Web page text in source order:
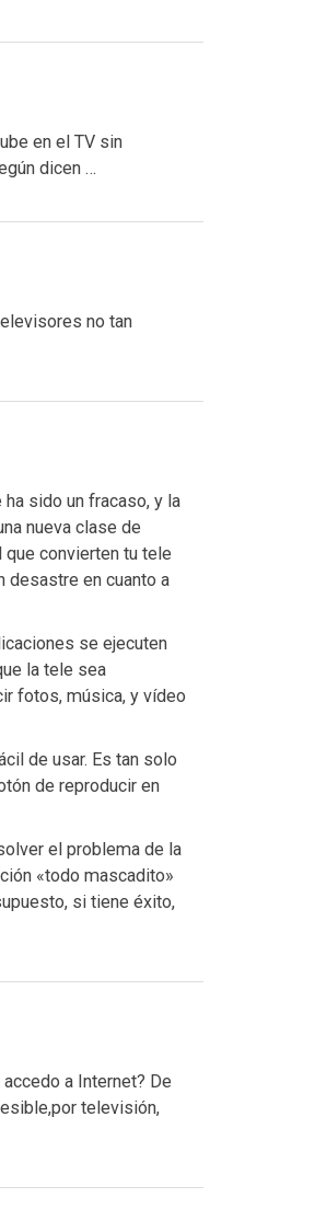
en el TV sin
dicen …
no tan
sido un fracaso, y la
nueva clase de
convierten tu tele
desastre en cuanto a
se ejecuten
la tele sea
fotos, música, y vídeo
de usar. Es tan solo
de reproducir en
el problema de la
«todo mascadito»
si tiene éxito,
a Internet? De
televisión,